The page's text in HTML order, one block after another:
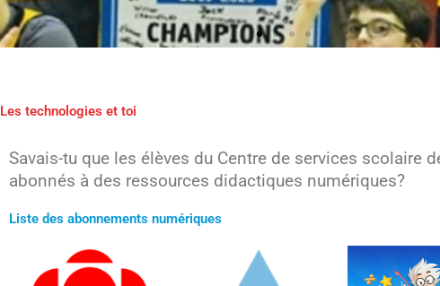
Les technologies et toi
Savais-tu que les élèves du Centre de services scolaire
abonnés à des ressources didactiques numériques?
Liste des abonnements numériques